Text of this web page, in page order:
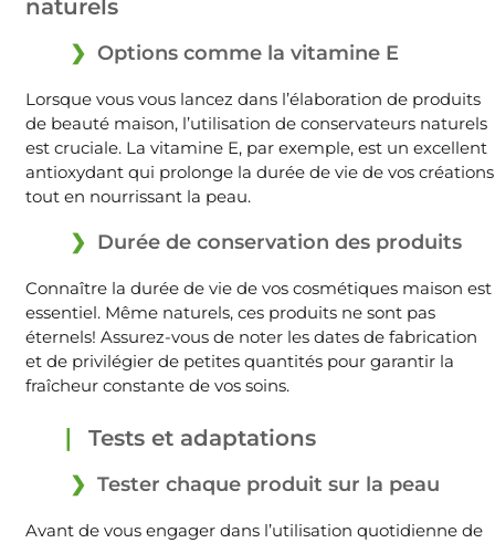
naturels
Options comme la vitamine E
Lorsque vous vous lancez dans l’élaboration de produits
de beauté maison, l’utilisation de conservateurs naturels
est cruciale. La vitamine E, par exemple, est un excellent
antioxydant qui prolonge la durée de vie de vos créations
tout en nourrissant la peau.
Durée de conservation des produits
Connaître la durée de vie de vos cosmétiques maison est
essentiel. Même naturels, ces produits ne sont pas
éternels! Assurez-vous de noter les dates de fabrication
et de privilégier de petites quantités pour garantir la
fraîcheur constante de vos soins.
Tests et adaptations
Tester chaque produit sur la peau
Avant de vous engager dans l’utilisation quotidienne de